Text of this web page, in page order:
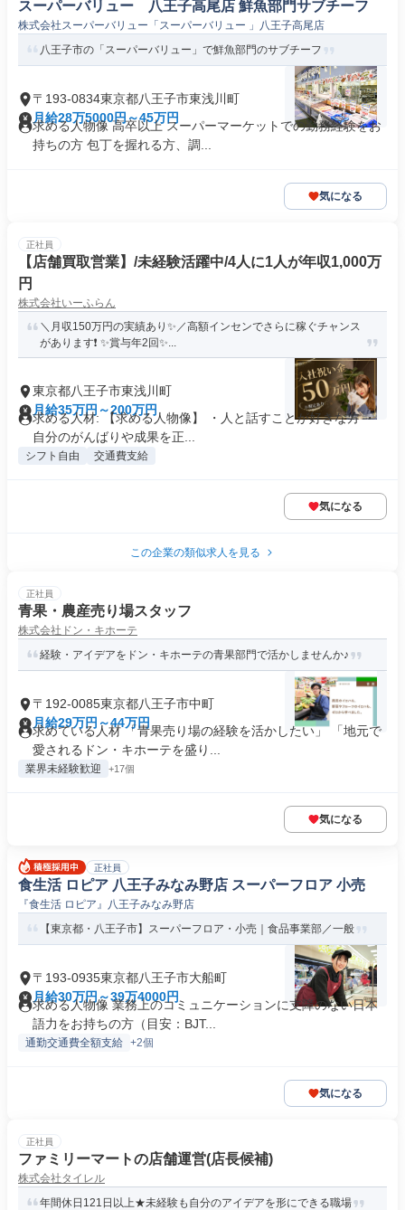
スーパーバリュー 八王子高尾店 鮮魚部門サブチーフ
株式会社スーパーバリュー「スーパーバリュー 」八王子高尾店
八王子市の「スーパーバリュー」で鮮魚部門のサブチーフ
〒193-0834東京都八王子市東浅川町
月給28万5000円～45万円
求める人物像 高卒以上 スーパーマーケットでの勤務経験をお
持ちの方 包丁を握れる方、調...
気になる
正社員
【店舗買取営業】/未経験活躍中/4人に1人が年収1,000万
円
株式会社いーふらん
＼月収150万円の実績あり✨／高額インセンでさらに稼ぐチャンス
があります❗ ✨賞与年2回✨...
東京都八王子市東浅川町
月給35万円～200万円
求める人材: 【求める人物像】 ・人と話すことが好きな方 ・
自分のがんばりや成果を正...
シフト自由 交通費支給
気になる
この企業の類似求人を見る
正社員
青果・農産売り場スタッフ
株式会社ドン・キホーテ
経験・アイデアをドン・キホーテの青果部門で活かしませんか♪
〒192-0085東京都八王子市中町
月給29万円～44万円
求めている人材 「青果売り場の経験を活かしたい」 「地元で
愛されるドン・キホーテを盛り...
業界未経験歓迎 +17個
気になる
正社員
食生活 ロピア 八王子みなみ野店 スーパーフロア 小売
『食生活 ロピア』八王子みなみ野店
【東京都・八王子市】スーパーフロア・小売｜食品事業部／一般
〒193-0935東京都八王子市大船町
月給30万円～39万4000円
求める人物像 業務上のコミュニケーションに支障のない日本
語力をお持ちの方（目安：BJT...
通勤交通費全額支給 +2個
気になる
正社員
ファミリーマートの店舗運営(店長候補)
株式会社タイレル
年間休日121日以上★未経験も自分のアイデアを形にできる職場